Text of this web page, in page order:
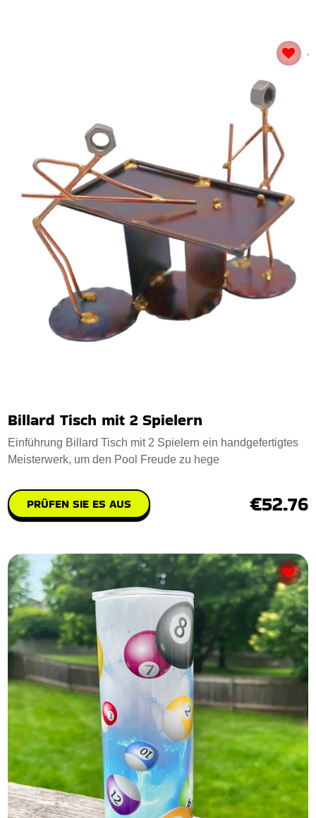
Billard Tisch mit 2 Spielern
Einführung Billard Tisch mit 2 Spielern ein handgefertigtes
Meisterwerk, um den Pool Freude zu hege
PRÜFEN SIE ES AUS €52.76